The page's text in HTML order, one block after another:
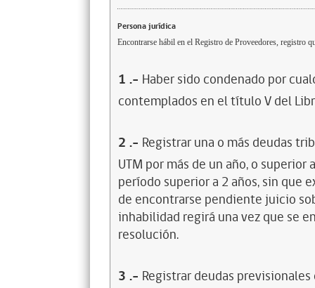
Persona jurídica
Encontrarse hábil en el Registro de Proveedores, registro
1 .- Haber sido condenado por
contemplados en el título V del
2 .- Registrar una o más deudas
UTM por más de un año, o
período superior a 2 años, sin que
de encontrarse pendiente juicio
inhabilidad regirá una vez que se
resolución.
3 .- Registrar deudas